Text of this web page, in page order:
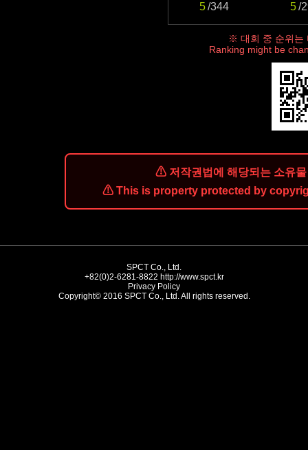
5/344 5 /
※ 대회 중 순위는
Ranking might be
⚠ 저작권법에 해당되는 소유
⚠ This is property protected by
SPCT Co., Ltd.
+82(0)2-6281-8822 http://www.spct.kr
Privacy Policy
Copyright© 2016 SPCT Co., Ltd. All rights reserved.